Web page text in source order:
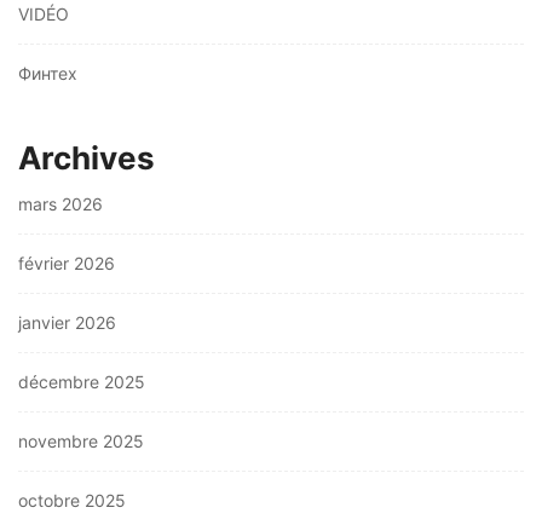
VIDÉO
Финтех
Archives
mars 2026
février 2026
janvier 2026
décembre 2025
novembre 2025
octobre 2025